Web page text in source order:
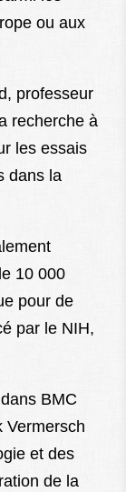
ou aux
professeur
recherche à
les essais
dans la
10 000
pour de
par le NIH,
BMC
Vermersch
et des
de la